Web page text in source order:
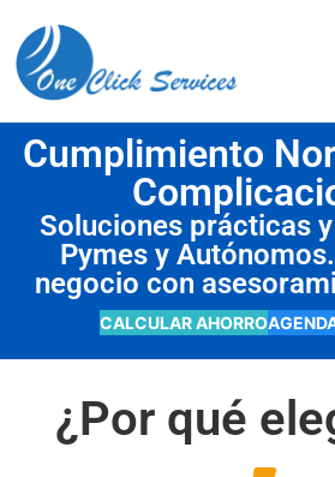
Cumplimiento
Soluciones prácticas
Pymes y
negocio con
CALCULAR AHORRO
¿Por qué